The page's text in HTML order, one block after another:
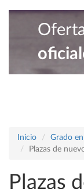
Inicio
Grado
Plazas de
Plazas